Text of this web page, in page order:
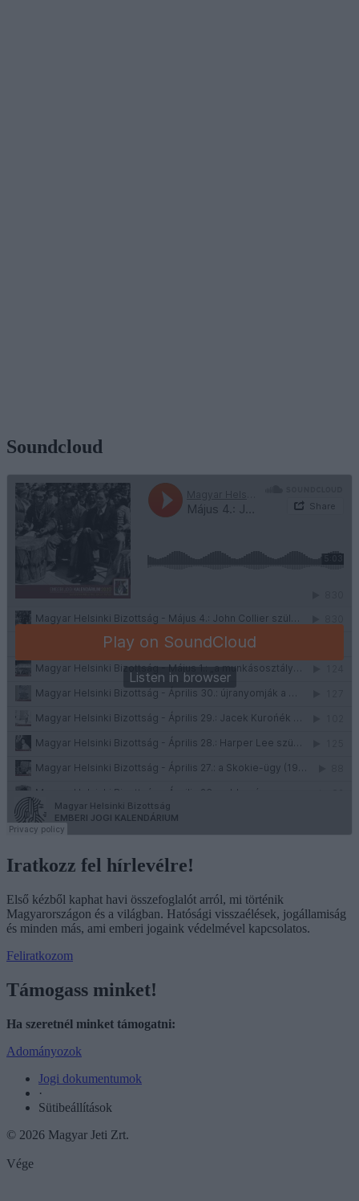
Soundcloud
Iratkozz fel hírlevélre!
Első kézből kaphat havi összefoglalót arról, mi történik
Magyarországon és a világban. Hatósági visszaélések, jogállamiság
és minden más, ami emberi jogaink védelmével kapcsolatos.
Feliratkozom
Támogass minket!
Ha szeretnél minket támogatni:
Adományozok
Jogi dokumentumok
·
Sütibeállítások
© 2026 Magyar Jeti Zrt.
Vége